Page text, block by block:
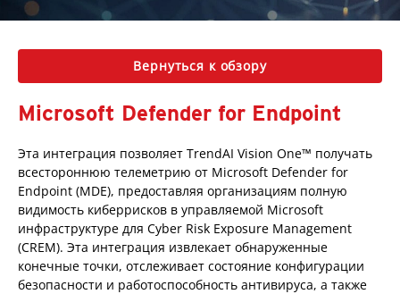
Вернуться к обзору
Microsoft Defender for Endpoint
Эта интеграция позволяет TrendAI Vision One™ получать
всестороннюю телеметрию от Microsoft Defender for
Endpoint (MDE), предоставляя организациям полную
видимость киберрисков в управляемой Microsoft
инфраструктуре для Cyber Risk Exposure Management
(CREM). Эта интеграция извлекает обнаруженные
конечные точки, отслеживает состояние конфигурации
безопасности и работоспособность антивируса, а также